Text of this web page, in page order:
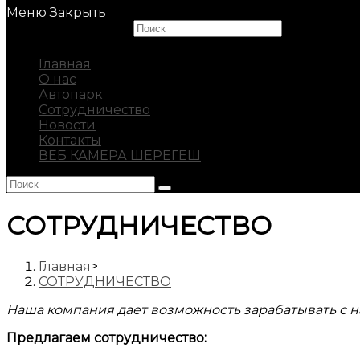
Меню Закрыть
Главная
О нас
Автопарк
Сотрудничество
Новости
Контакты
ВЕБ КАМЕРА ШЕРЕГЕШ
СОТРУДНИЧЕСТВО
Главная>
СОТРУДНИЧЕСТВО
Наша компания дает возможность зарабатывать с
Предлагаем сотрудничество: